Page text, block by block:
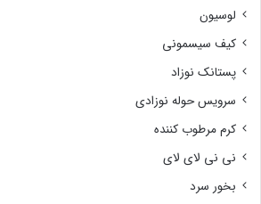
لوسیون
کیف سیسمونی
پستانک نوزاد
سرویس حوله نوزادی
کرم مرطوب کننده
نی نی لای لای
بخور سرد